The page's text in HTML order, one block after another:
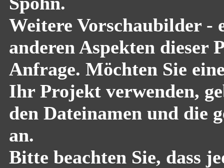
Weitere Vorschaubilder -
anderen Aspekten dieser
Anfrage. Möchten Sie
Ihr Projekt verwenden,
den Dateinamen und die
an.
Bitte beachten Sie, dass